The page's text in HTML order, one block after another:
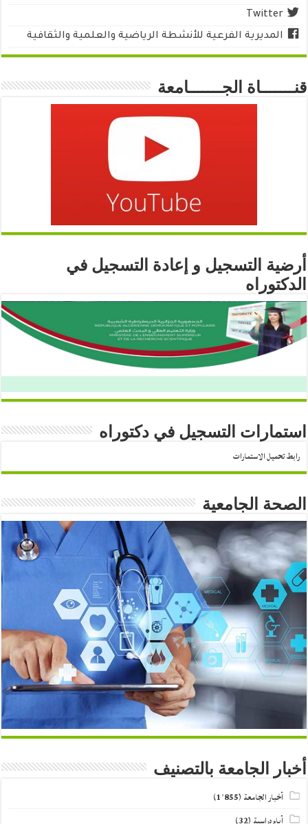
Twitter
المديرية الفرعية للأنشطة الرياضية والعلمية والثقافية
قنـــــــاة الجـــــــامعة
أرضية التسجيل و إعادة التسجيل في
الدكتوراه
استمارات التسجيل في دكتوراه
رابط تحميل الاستمارات
الصحة الجامعية
أخبار الجامعة بالتصنيف
أخبار الجامعة (1٬855)